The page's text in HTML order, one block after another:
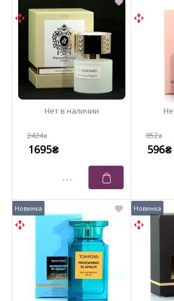
2424₴
1695₴
852₴
596₴